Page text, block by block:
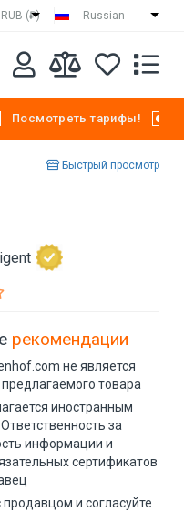
RUB (₽) Russian
Посмотреть тарифы!
Быстрый просмотр
рекомендации
не является
товара
иностранным
за
информации и
сертификатов
и согласуйте